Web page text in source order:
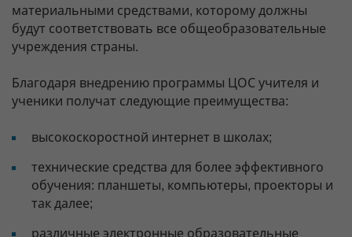
материальными средствами, которому должны
будут соответствовать все общеобразовательные
учреждения страны.
Благодаря внедрению программы ЦОС учителя и
ученики получат следующие преимущества:
высокоскоростной интернет в школах;
технические средства для более эффективного
обучения: планшеты, компьютеры, проекторы и
так далее;
различные электронные образовательные